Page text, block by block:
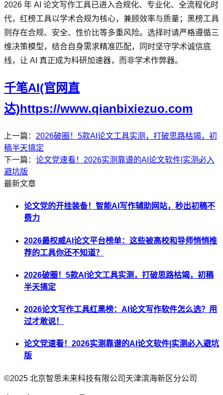
2026 年 AI 论文写作工具已进入合规化、专业化、全流程化时
代，红榜工具以学术合规为核心，兼顾效率与质量；黑榜工具
则存在合规、安全、性价比等多重风险。选择时请严格遵循三
维决策模型，结合自身需求精准匹配，同时坚守学术诚信底
线，让 AI 真正成为科研加速器，而非学术作弊器。
千笔AI(官网直
达)https://www.qianbixiezuo.com
上一篇： 2026破圈！5款AI论文工具实测，打破思路枯竭，初
稿半天搞定
下一篇： 论文党速看！2026实测靠谱的AI论文软件|实测必入
避坑版
最新文章
论文党的开挂装备！智能AI写作辅助网站，秒出初稿不
费力
2026最权威AI论文平台榜单：这些被高校和导师悄悄推
荐的工具你还不知道？
2026破圈！5款AI论文工具实测，打破思路枯竭，初稿
半天搞定
2026论文写作工具红黑榜：AI论文写作软件怎么选？用
过才敢说！
论文党速看！2026实测靠谱的AI论文软件|实测必入避坑
版
©2025 北京智思未来科技有限公司天津滨海新区分公司